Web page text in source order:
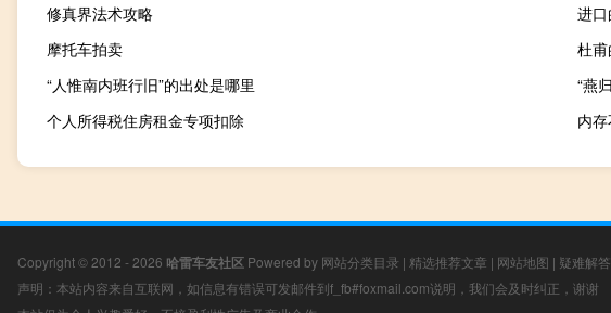
修真界法术攻略
进
摩托车拍卖
杜
“人惟南内班行旧”的出处是哪里
“燕
个人所得税住房租金专项扣除
内
Copyright © 2012 - 2026 哈雷车友社区 Powered by 网站分类目录 | 精选推荐文章 | 网站地图 | 疑难解答
声明：本站内容来自互联网，如信息有错误可发邮件到f_fb#foxmail.com说明，我们会及时纠正，谢谢